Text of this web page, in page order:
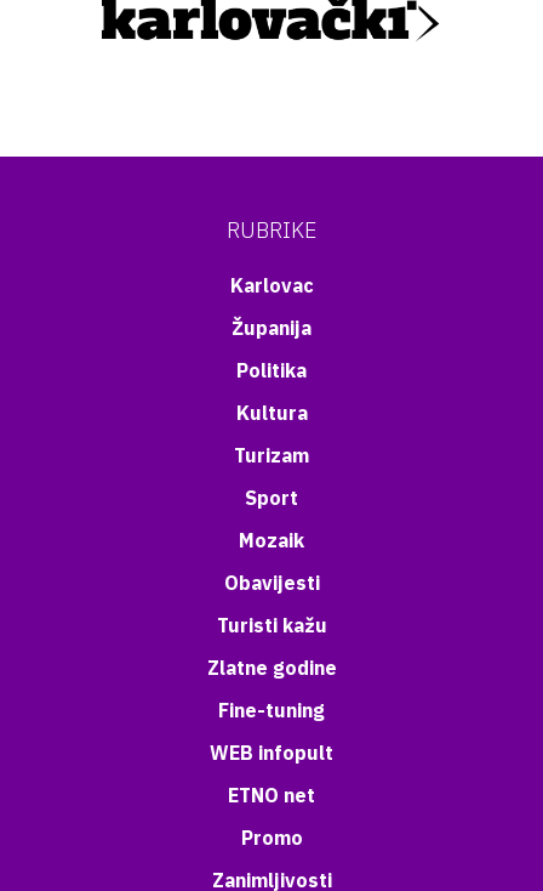
RUBRIKE
Karlovac
Županija
Politika
Kultura
Turizam
Sport
Mozaik
Obavijesti
Turisti kažu
Zlatne godine
Fine-tuning
WEB infopult
ETNO net
Promo
Zanimljivosti